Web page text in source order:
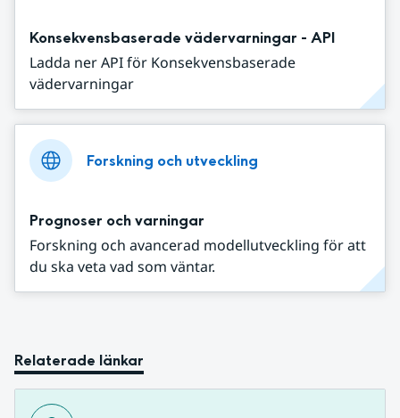
Konsekvensbaserade vädervarningar - API
Ladda ner API för Konsekvensbaserade
vädervarningar
Forskning och utveckling
Prognoser och varningar
Forskning och avancerad modellutveckling för att
du ska veta vad som väntar.
Relaterade länkar